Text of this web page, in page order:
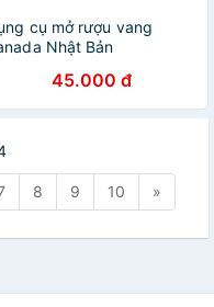
cụ mở rượu vang
Nhật Bản
45.000 đ
8 9 10 »